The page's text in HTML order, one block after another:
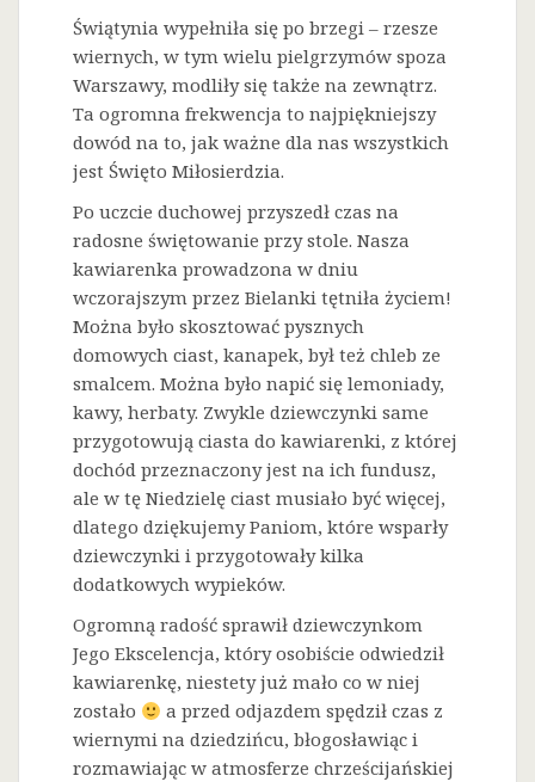
Świątynia wypełniła się po brzegi – rzesze
wiernych, w tym wielu pielgrzymów spoza
Warszawy, modliły się także na zewnątrz.
Ta ogromna frekwencja to najpiękniejszy
dowód na to, jak ważne dla nas wszystkich
jest Święto Miłosierdzia.
Po uczcie duchowej przyszedł czas na
radosne świętowanie przy stole. Nasza
kawiarenka prowadzona w dniu
wczorajszym przez Bielanki tętniła życiem!
Można było skosztować pysznych
domowych ciast, kanapek, był też chleb ze
smalcem. Można było napić się lemoniady,
kawy, herbaty. Zwykle dziewczynki same
przygotowują ciasta do kawiarenki, z której
dochód przeznaczony jest na ich fundusz,
ale w tę Niedzielę ciast musiało być więcej,
dlatego dziękujemy Paniom, które wsparły
dziewczynki i przygotowały kilka
dodatkowych wypieków.
Ogromną radość sprawił dziewczynkom
Jego Ekscelencja, który osobiście odwiedził
kawiarenkę, niestety już mało co w niej
zostało
a przed odjazdem spędził czas z
wiernymi na dziedzińcu, błogosławiąc i
rozmawiając w atmosferze chrześcijańskiej